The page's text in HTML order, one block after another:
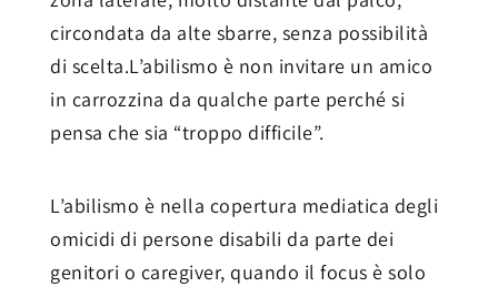
circondata da alte sbarre, senza possibilità
di scelta.L’abilismo è non invitare un amico
in carrozzina da qualche parte perché si
pensa che sia “troppo difficile”.
L’abilismo è nella copertura mediatica degli
omicidi di persone disabili da parte dei
genitori o caregiver, quando il focus è solo